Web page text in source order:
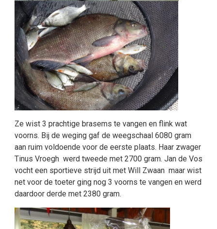
Ze wist 3 prachtige brasems te vangen en flink wat
voorns. Bij de weging gaf de weegschaal 6080 gram
aan ruim voldoende voor de eerste plaats. Haar zwager
Tinus Vroegh werd tweede met 2700 gram. Jan de Vos
vocht een sportieve strijd uit met Will Zwaan maar wist
net voor de toeter ging nog 3 voorns te vangen en werd
daardoor derde met 2380 gram.